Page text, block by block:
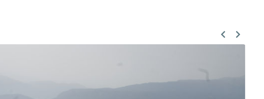
Previous
Next